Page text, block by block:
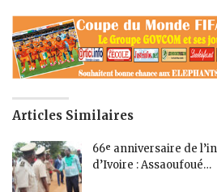
Articles Similaires
66ᵉ anniversaire de
d’Ivoire : Assaoufoué…